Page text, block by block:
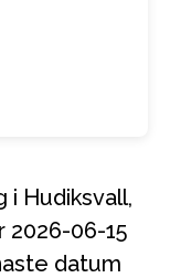
2026-06-15
datum